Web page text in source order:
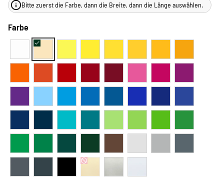
Bitte zuerst die Farbe, dann die Breite, dann die Länge auswählen.
Farbe